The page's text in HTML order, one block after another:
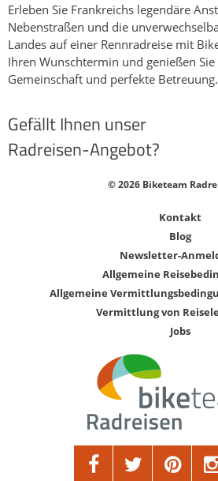
Erleben Sie Frankreichs legendäre
Nebenstraßen und die
Landes auf einer Rennradreise mit
Ihren Wunschtermin und genießen Sie
Gemeinschaft und perfekte Betreuung.
Gefällt Ihnen unser
Radreisen-Angebot?
© 2026 Biketeam
Kontakt
Blog
Newsletter-
Allgemeine
Allgemeine
Vermittlung von
Jobs